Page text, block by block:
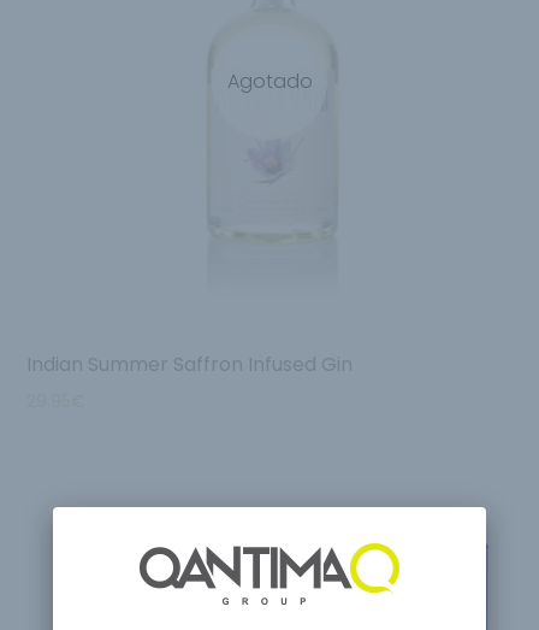
Agotado
Indian Summer Saffron Infused Gin